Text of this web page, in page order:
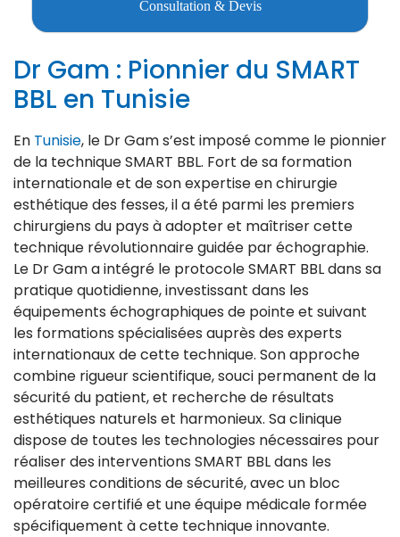
Consultation & Devis
Dr Gam : Pionnier du SMART
BBL en Tunisie
En Tunisie, le Dr Gam s’est imposé comme le pionnier
de la technique SMART BBL. Fort de sa formation
internationale et de son expertise en chirurgie
esthétique des fesses, il a été parmi les premiers
chirurgiens du pays à adopter et maîtriser cette
technique révolutionnaire guidée par échographie.
Le Dr Gam a intégré le protocole SMART BBL dans sa
pratique quotidienne, investissant dans les
équipements échographiques de pointe et suivant
les formations spécialisées auprès des experts
internationaux de cette technique. Son approche
combine rigueur scientifique, souci permanent de la
sécurité du patient, et recherche de résultats
esthétiques naturels et harmonieux. Sa clinique
dispose de toutes les technologies nécessaires pour
réaliser des interventions SMART BBL dans les
meilleures conditions de sécurité, avec un bloc
opératoire certifié et une équipe médicale formée
spécifiquement à cette technique innovante.